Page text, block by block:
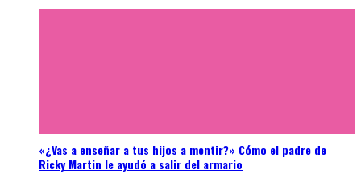
«¿Vas a enseñar a tus hijos a mentir?» Cómo el padre de
Ricky Martin le ayudó a salir del armario